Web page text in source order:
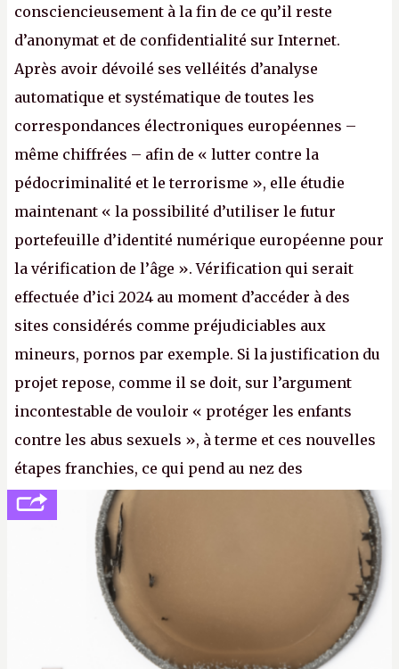
consciencieusement à la fin de ce qu’il reste
d’anonymat et de confidentialité sur Internet.
Après avoir dévoilé ses velléités d’analyse
automatique et systématique de toutes les
correspondances électroniques européennes –
même chiffrées – afin de « lutter contre la
pédocriminalité et le terrorisme », elle étudie
maintenant « la possibilité d’utiliser le futur
portefeuille d’identité numérique européenne pour
la vérification de l’âge ». Vérification qui serait
effectuée d’ici 2024 au moment d’accéder à des
sites considérés comme préjudiciables aux
mineurs, pornos par exemple. Si la justification du
projet repose, comme il se doit, sur l’argument
incontestable de vouloir « protéger les enfants
contre les abus sexuels », à terme et ces nouvelles
étapes franchies, ce qui pend au nez des
internautes est à n'en point douter la mise en place
de l’identification obligatoire pour se connecter au
http://cpc.cx/AH432N1
- Crédit photo : Pexels -